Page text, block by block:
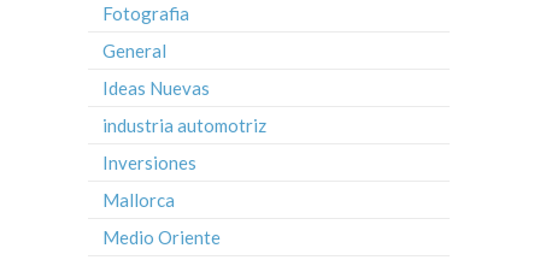
Fotografia
General
Ideas Nuevas
industria automotriz
Inversiones
Mallorca
Medio Oriente